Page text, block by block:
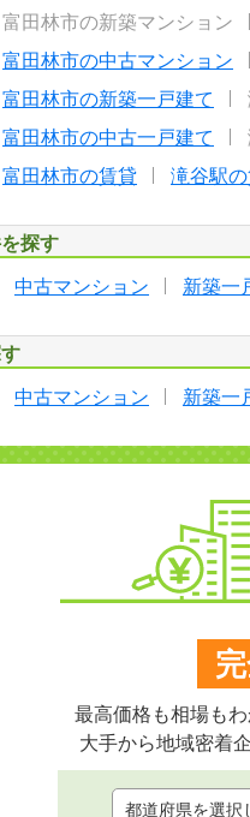
富田林市の新築マンション
富田林市の中古マンション
富田林市の新築一戸建て
富田林市の中古一戸建て
富田林市の賃貸 滝谷駅
探す
中古マンション 新築一
中古マンション 新築一
最高価格も相場も
大手から地域密着企